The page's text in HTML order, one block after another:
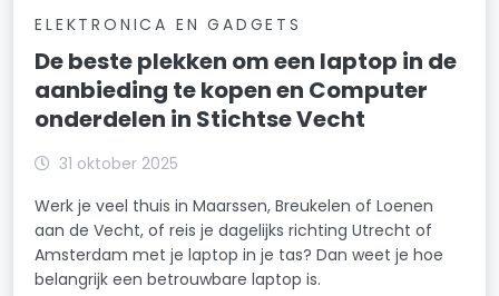
ELEKTRONICA EN GADGETS
De beste plekken om een laptop in de
aanbieding te kopen en Computer
onderdelen in Stichtse Vecht
31 oktober 2025
Werk je veel thuis in Maarssen, Breukelen of Loenen
aan de Vecht, of reis je dagelijks richting Utrecht of
Amsterdam met je laptop in je tas? Dan weet je hoe
belangrijk een betrouwbare laptop is.